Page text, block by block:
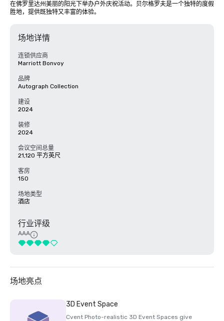
在佛罗里达州美丽的阳光下举办户外庆祝活动。贝尔格罗夫是一个独特的度假
胜地，提供既独特又丰富的体验。
场地详情
连锁供应商
Marriott Bonvoy
品牌
Autograph Collection
建设
2024
装修
2024
会议空间总量
21,120 平方英尺
客房
150
场地类型
酒店
行业评级
AAA
场地亮点
3D Event Space
Cvent Photo-realistic 3D Event Spaces give